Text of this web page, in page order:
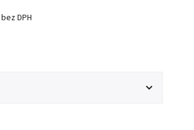
bez DPH